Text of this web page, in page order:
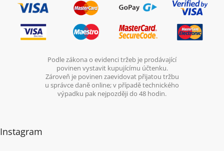
Podle zákona o evidenci tržeb je prodávající
povinen vystavit kupujícímu účtenku.
Zároveň je povinen zaevidovat přijatou tržbu
u správce daně online; v případě technického
výpadku pak nejpozději do 48 hodin.
Instagram